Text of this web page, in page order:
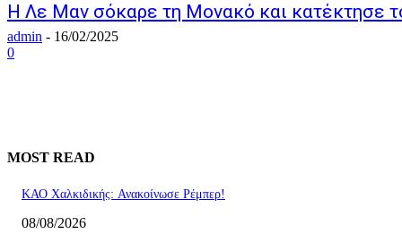
Η Λε Μαν σόκαρε τη Μονακό και κατέκτησε
admin - 16/02/2025
0
MOST READ
ΚΑΟ Χαλκιδικής: Ανακοίνωσε Ρέμπερ!
08/08/2026